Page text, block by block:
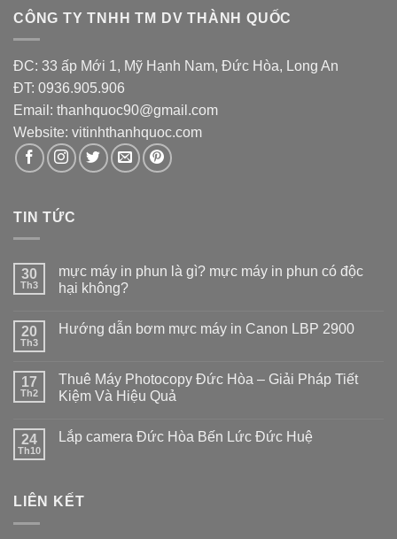
CÔNG TY TNHH TM DV THÀNH QUỐC
ĐC: 33 ấp Mới 1, Mỹ Hạnh Nam, Đức Hòa, Long An
ĐT: 0936.905.906
Email: thanhquoc90@gmail.com
Website: vitinhthanhquoc.com
TIN TỨC
30
Th3
mực máy in phun là gì? mực máy in phun có độc
hại không?
20
Th3
Hướng dẫn bơm mực máy in Canon LBP 2900
17
Th2
Thuê Máy Photocopy Đức Hòa – Giải Pháp Tiết
Kiệm Và Hiệu Quả
24
Th10
Lắp camera Đức Hòa Bến Lức Đức Huệ
LIÊN KẾT